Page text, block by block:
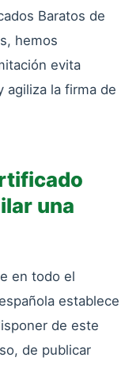
Baratos de
hemos
evita
agiliza la firma de
una
en todo el
establece
de este
de publicar